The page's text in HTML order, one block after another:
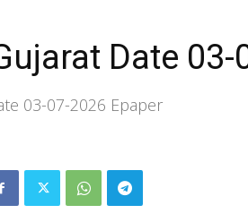
Date
03-07-2026 Epaper